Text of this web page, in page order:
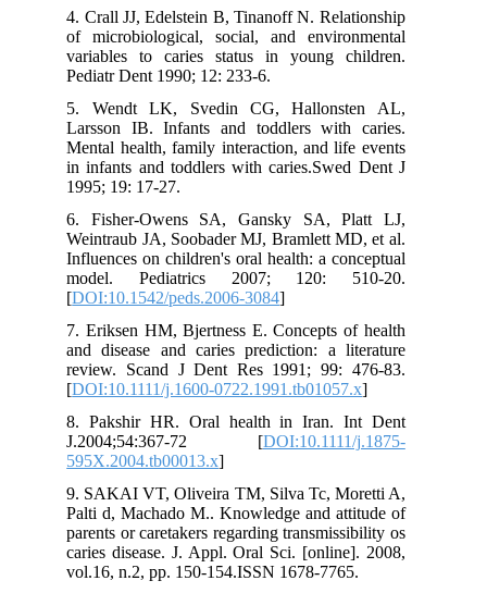
4. Crall JJ, Edelstein B, Tinanoff N. Relationship
of microbiological, social, and environmental
variables to caries status in young children.
Pediatr Dent 1990; 12: 233-6.
5. Wendt LK, Svedin CG, Hallonsten AL,
Larsson IB. Infants and toddlers with caries.
Mental health, family interaction, and life events
in infants and toddlers with caries.Swed Dent J
1995; 19: 17-27.
6. Fisher-Owens SA, Gansky SA, Platt LJ,
Weintraub JA, Soobader MJ, Bramlett MD, et al.
Influences on children's oral health: a conceptual
model. Pediatrics 2007; 120: 510-20.
[DOI:10.1542/peds.2006-3084
7. Eriksen HM, Bjertness E. Concepts of health
and disease and caries prediction: a literature
review. Scand J Dent Res 1991; 99: 476-83.
[DOI:10.1111/j.1600-0722.1991.tb01057.x
8. Pakshir HR. Oral health in Iran. Int Dent
J.2004;54:367-72 [DOI:10.1111/j.1875-
595X.2004.tb00013.x
9. SAKAI VT, Oliveira TM, Silva Tc, Moretti A,
Palti d, Machado M.. Knowledge and attitude of
parents or caretakers regarding transmissibility os
caries disease. J. Appl. Oral Sci. [online]. 2008,
vol.16, n.2, pp. 150-154.ISSN 1678-7765.